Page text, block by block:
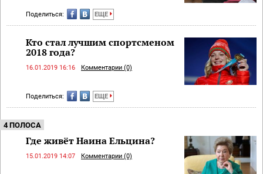
Поделиться: ЕЩЕ
Кто стал лучшим спортсменом
2018 года?
16.01.2019 16:16 Комментарии (0)
Поделиться: ЕЩЕ
4 ПОЛОСА
Где живёт Наина Ельцина?
15.01.2019 14:07 Комментарии (0)